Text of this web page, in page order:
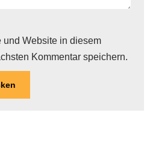
und Website in diesem
Kommentar speichern.